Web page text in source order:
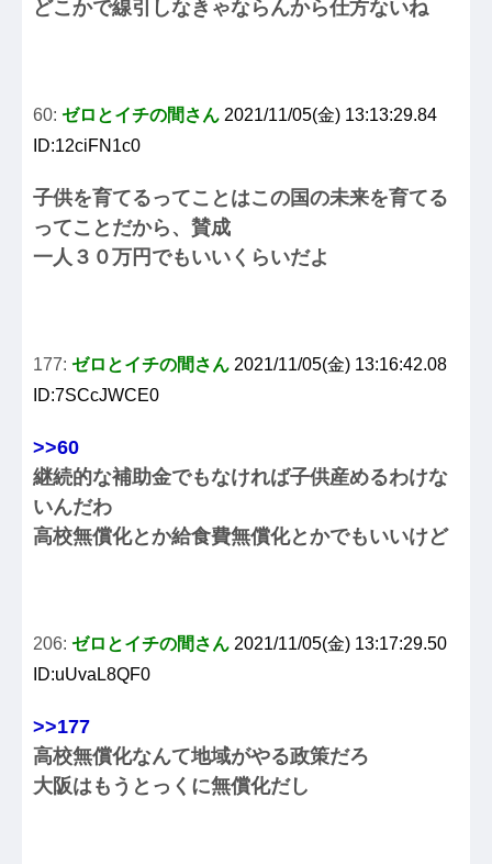
どこかで線引しなきゃならんから仕方ないね
60: ゼロとイチの間さん 2021/11/05(金) 13:13:29.84
ID:12ciFN1c0
子供を育てるってことはこの国の未来を育てる
ってことだから、賛成
一人３０万円でもいいくらいだよ
177: ゼロとイチの間さん 2021/11/05(金) 13:16:42.08
ID:7SCcJWCE0
>>60
継続的な補助金でもなければ子供産めるわけな
いんだわ
高校無償化とか給食費無償化とかでもいいけど
206: ゼロとイチの間さん 2021/11/05(金) 13:17:29.50
ID:uUvaL8QF0
>>177
高校無償化なんて地域がやる政策だろ
大阪はもうとっくに無償化だし